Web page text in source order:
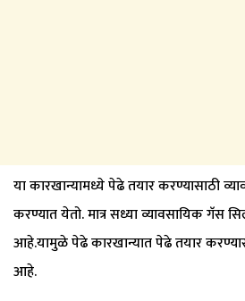
या कारखान्यामध्ये पेढे तयार करण्यासाठी
करण्यात येतो. मात्र सध्या व्यावसायिक
आहे.यामुळे पेढे कारखान्यात पेढे तयार
आहे.